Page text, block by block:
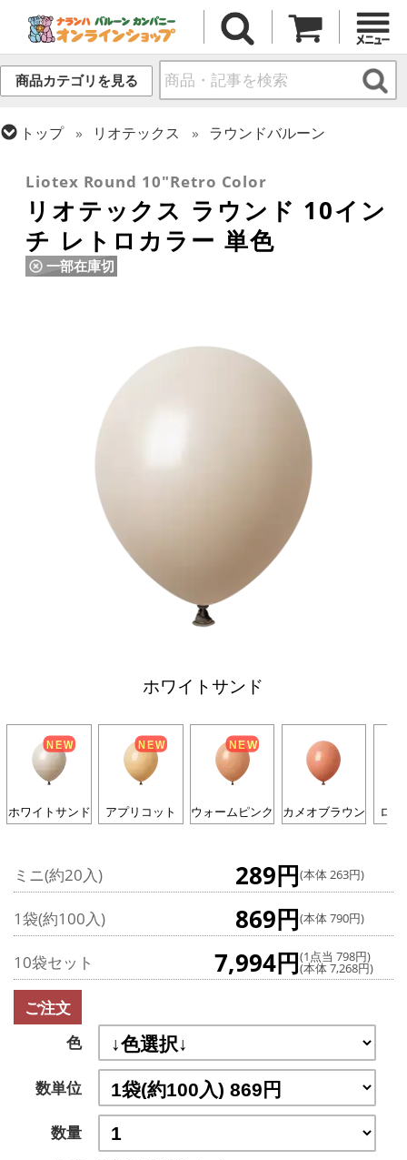
商品カテゴリを見る
トップ リオテックス
ラウンドバルーン
Liotex Round 10"Retro Color
リオテックス ラウンド 10イン
チ レトロカラー 単色
一部在庫切
ホワイトサンド
ホワイトサンド アプリコット ウォームピンク カメオブラウン ロ
ミニ(約20入) 289円(本体 263円)
1袋(約100入) 869円(本体 790円)
10袋セット 7,994円(1点当 798円)
(本体 7,268円)
ご注文
色
数単位
数量